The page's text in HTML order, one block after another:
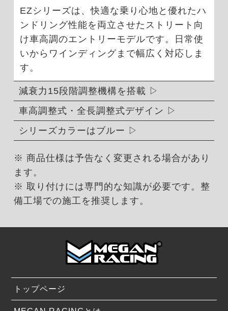
EZシリーズは、快適な乗り心地と優れたハ
ンドリング性能を両立させたストリート向
け車高調のエントリーモデルです。日常使
いからワインディングまで幅広く対応しま
す。
減衰力15段階調整機構を搭載
車高調整式・全長調整式デザイン
シリーズカラーはブルー
※ 商品仕様は予告なく変更される場合があり
ます。
※ 取り付けには専門的な知識が必要です。整
備工場での施工を推奨します。
トップページ